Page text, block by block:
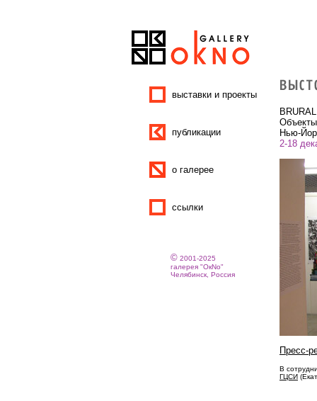
выставки и проекты
публикации
о галерее
ссылки
© 2001-2025
галерея "ОкNо"
Челябинск, Россия
Нью-
2-18
Пресс-
В
ГЦСИ